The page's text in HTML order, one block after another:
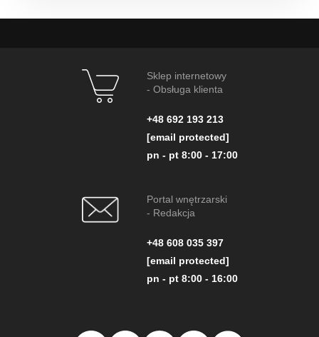
Sklep internetowy
- Obsługa klienta
+48 692 193 213
[email protected]
pn - pt 8:00 - 17:00
Portal wnętrzarski
- Redakcja
+48 608 035 397
[email protected]
pn - pt 8:00 - 16:00